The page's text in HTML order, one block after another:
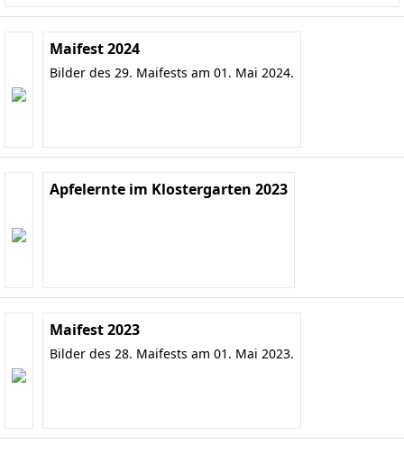
Maifest 2024
Bilder des 29. Maifests am 01. Mai 2024.
Apfelernte im Klostergarten 2023
Maifest 2023
Bilder des 28. Maifests am 01. Mai 2023.